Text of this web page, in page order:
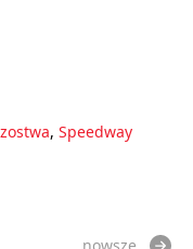
, Speedway